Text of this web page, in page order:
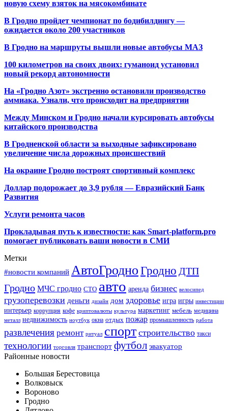
новую схему взяток на мясокомбинате
В Гродно пройдет чемпионат по бодибилдингу —
ожидается около 200 участников
В Гродно на маршруты вышли новые автобусы МАЗ
100 километров на своих двоих: гуманоид установил
новый рекорд автономности
На «Гродно Азот» экстренно остановили производство
аммиака. Узнали, что происходит на предприятии
Между Минском и Гродно начали курсировать автобусы
китайского производства
В Гродненской области за выходные зафиксировано
увеличение числа дорожных происшествий
На окраине Гродно построят спортивный комплекс
Доллар подорожает до 3,9 рубля — Евразийский Банк
Развития
Услуги ремонта часов
Прокладывая путь к известности: как Smart-platform.pro
помогает публиковать ваши новости в СМИ
Метки
#новости компаний АвтоГродноГродно ДТП
Гродно МЧС гродно СТО авто аренда бизнес велосипед
грузоперевозки деньги дизайн дом здоровье игра игры инвестиции
интерьер коррупция кофе криптовалюты культура маркетинг мебель медицина
металл недвижимость ноутбук окна отдых пожар промышленность работа
развлечения ремонт ритуал спорт строительство такси
технологии торговля транспорт футбол эвакуатор
Районные новости
Большая Берестовица
Волковыск
Вороново
Гродно